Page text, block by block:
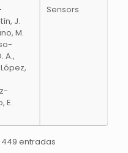
J.
M.
A.,
E.
Sensors
449 entradas